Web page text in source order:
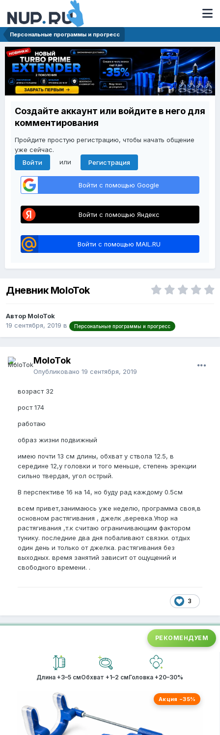
Персональные программы и прогресс
Создайте аккаунт или войдите в него для
комментирования
Пройдите простую регистрацию, чтобы начать общение
уже сейчас.
Войти
или Регистрация
Войти с помощью Google
Войти с помощью Яндекс
Войти с помощью MAIL.RU
Дневник MoloTok
Автор MoloTok
19 сентября, 2019 в Персональные программы и прогресс
MoloTok
Опубликовано 19 сентября, 2019
возраст 32
рост 174
работаю
образ жизни подвижный
имею почти 13 см длины, обхват у ствола 12.5, в
середине 12,у головки и того меньше, степень эрекции
сильно твердая, угол острый.
В перспективе 16 на 14, но буду рад каждому 0.5см
всем привет,занимаюсь уже неделю, программа своя,в
основном растягивания , джелк ,веревка.Упор на
растягивания ,т.к считаю ограничивающим фактором
тунику. последние два дня побаливают связки. отдых
один день и только от джелка. растягивания без
выходных. время занятий зависит от ощущений и
свободного времени. .
3
РЕКОМЕНДУЕМ
Длина +3–5 смОбхват +1–2 смГоловка +20–30%
Акция −35%